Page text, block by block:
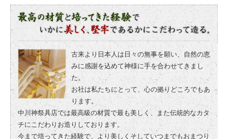
古来より日本人は日々の無事を願い、自然の恵
みに感謝を込めて神様に手を合わせてきまし
た。
お社は私たちにとって、心の拠りどころでもあ
ります。
中川神祭具店では最高級の材質で最も美しく、また伝統的なカタ
チにこだわりお造りしております。
今まで培ってきた経験で、より美しくそしていつまでもおまつり